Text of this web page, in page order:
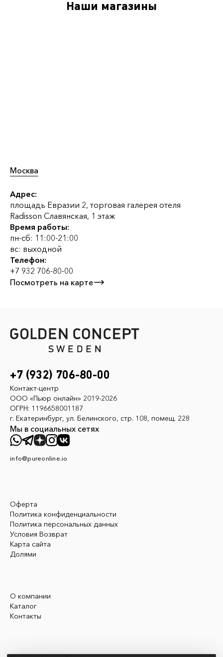
Наши магазины
Москва
Адрес:
площадь Евразии 2, торговая галерея отеля
Radisson Славянская, 1 этаж
Время работы:
пн-сб: 11:00-21:00
вс: выходной
Телефон:
+7 932 706-80-00
Посмотреть на карте
Оферта
Политика конфиденциальности
Политика персональных данных
Условия Возврат
Карта сайта
Долями
О компании
Каталог
Контакты
Мы в социальных сетях
info@pureonline.io
+7 (932) 706-80-00
Контакт-центр
ООО «Пьюр онлайн» 2019-2026
ОГРН: 1196658001187
г. Екатеринбург, ул. Белинского, стр. 108, помещ. 228